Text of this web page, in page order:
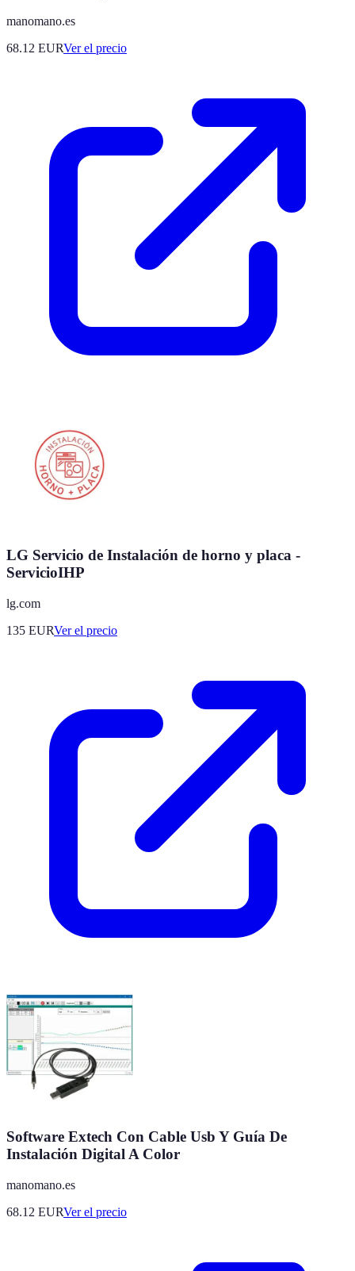
manomano.es
68.12 EURVer el precio
LG Servicio de Instalación de horno y placa -
ServicioIHP
lg.com
135 EURVer el precio
Software Extech Con Cable Usb Y Guía De
Instalación Digital A Color
manomano.es
68.12 EURVer el precio